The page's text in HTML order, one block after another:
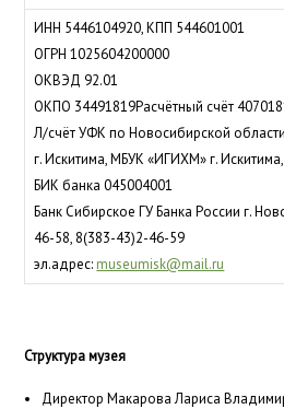
ИНН 5446104920, КПП 544601001
ОГРН 1025604200000
ОКВЭД 92.01
ОКПО 34491819Расчётный счёт
Л/счёт УФК по Новосибирской
г. Искитима, МБУК «ИГИХМ» г.
БИК банка 045004001
Банк Сибирское ГУ Банка России г.
46-58, 8(383-43)2-46-59
эл.адрес: museumisk@mail.ru
Структура музея
Директор Макарова Лариса